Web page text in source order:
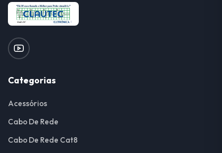
Categorias
Acessórios
Cabo De Rede
Cabo De Rede Cat8